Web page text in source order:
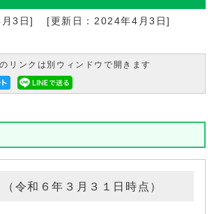
3日] [更新日： 2024年4月3日]
リンクは別ウィンドウで開きます
令和６年３月３１日時点）